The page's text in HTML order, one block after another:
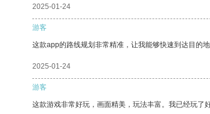
2025-01-24
游客
这款app的路线规划非常精准，让我能够快速到达目的地
2025-01-24
游客
这款游戏非常好玩，画面精美，玩法丰富。我已经玩了